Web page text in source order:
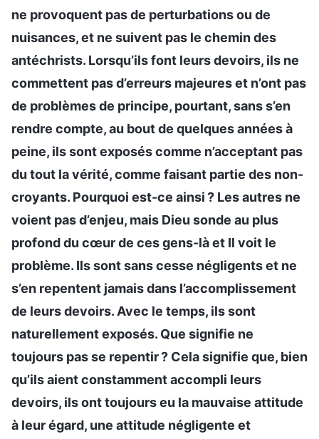
ne provoquent pas de perturbations ou de
nuisances, et ne suivent pas le chemin des
antéchrists. Lorsqu’ils font leurs devoirs, ils ne
commettent pas d’erreurs majeures et n’ont pas
de problèmes de principe, pourtant, sans s’en
rendre compte, au bout de quelques années à
peine, ils sont exposés comme n’acceptant pas
du tout la vérité, comme faisant partie des non-
croyants. Pourquoi est-ce ainsi ? Les autres ne
voient pas d’enjeu, mais Dieu sonde au plus
profond du cœur de ces gens-là et Il voit le
problème. Ils sont sans cesse négligents et ne
s’en repentent jamais dans l’accomplissement
de leurs devoirs. Avec le temps, ils sont
naturellement exposés. Que signifie ne
toujours pas se repentir ? Cela signifie que, bien
qu’ils aient constamment accompli leurs
devoirs, ils ont toujours eu la mauvaise attitude
à leur égard, une attitude négligente et